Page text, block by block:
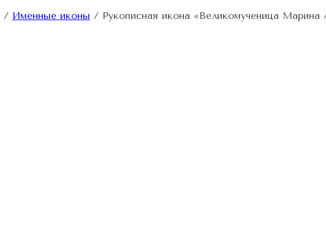
/ Именные иконы / Рукописная икона «Великомученица Марина